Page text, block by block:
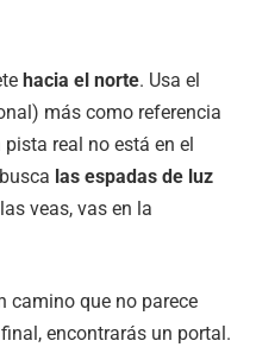
hacia el norte. Usa el
más como referencia
real no está en el
las espadas de luz
veas, vas en la
camino que no parece
encontrarás un portal.